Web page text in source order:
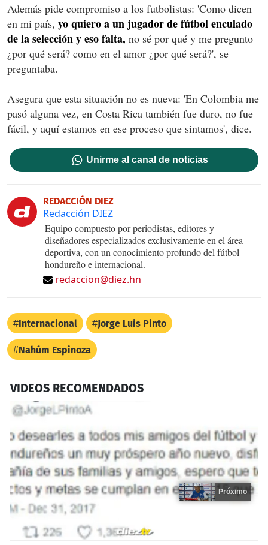
Además pide compromiso a los futbolistas: 'Como dicen
en mi país, yo quiero a un jugador de fútbol enculado
de la selección y eso falta, no sé por qué y me pregunto
¿por qué será? como en el amor ¿por qué será?', se
preguntaba.
Asegura que esta situación no es nueva: 'En Colombia me
pasó alguna vez, en Costa Rica también fue duro, no fue
fácil, y aquí estamos en ese proceso que sintamos', dice.
Unirme al canal de noticias
REDACCIÓN DIEZ
Redacción DIEZ
Equipo compuesto por periodistas, editores y
diseñadores especializados exclusivamente en el área
deportiva, con un conocimiento profundo del fútbol
hondureño e internacional.
redaccion@diez.hn
Internacional Jorge Luis Pinto
Nahúm Espinoza
VIDEOS RECOMENDADOS
Próximo